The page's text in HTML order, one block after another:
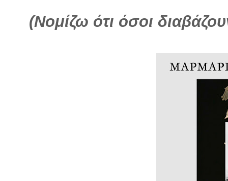
(Νομίζω ότι όσοι